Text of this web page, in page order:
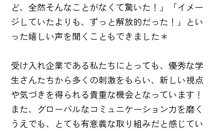
ど、全然そんなことがなくて驚いた！」「イメー
ジしていたよりも、ずっと解放的だった！」とい
った嬉しい声を聞くこともできました＊
受け入れ企業である私たちにとっても、優秀な学
生さんたちから多くの刺激をもらい、新しい視点
や気づきを得られる貴重な機会となっています！
また、グローバルなコミュニケーション力を磨く
うえでも、とても有意義な取り組みだと感じてい